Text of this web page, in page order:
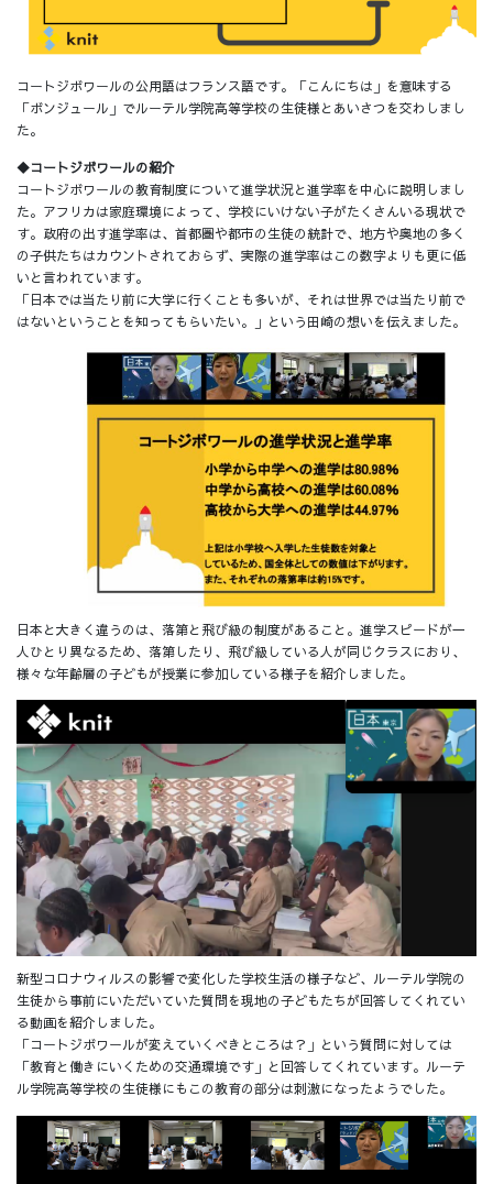
コートジボワールの公用語はフランス語です。「こんにちは」を意味する
「ボンジュール」でルーテル学院高等学校の生徒様とあいさつを交わしまし
た。
◆コートジボワールの紹介
コートジボワールの教育制度について進学状況と進学率を中心に説明しまし
た。アフリカは家庭環境によって、学校にいけない子がたくさんいる現状で
す。政府の出す進学率は、首都圏や都市の生徒の統計で、地方や奥地の多く
の子供たちはカウントされておらず、実際の進学率はこの数字よりも更に低
いと言われています。
「日本では当たり前に大学に行くことも多いが、それは世界では当たり前で
はないということを知ってもらいたい。」という田崎の想いを伝えました。
日本と大きく違うのは、落第と飛び級の制度があること。進学スピードが一
人ひとり異なるため、落第したり、飛び級している人が同じクラスにおり、
様々な年齢層の子どもが授業に参加している様子を紹介しました。
新型コロナウィルスの影響で変化した学校生活の様子など、ルーテル学院の
生徒から事前にいただいていた質問を現地の子どもたちが回答してくれてい
る動画を紹介しました。
「コートジボワールが変えていくべきところは？」という質問に対しては
「教育と働きにいくための交通環境です」と回答してくれています。ルーテ
ル学院高等学校の生徒様にもこの教育の部分は刺激になったようでした。